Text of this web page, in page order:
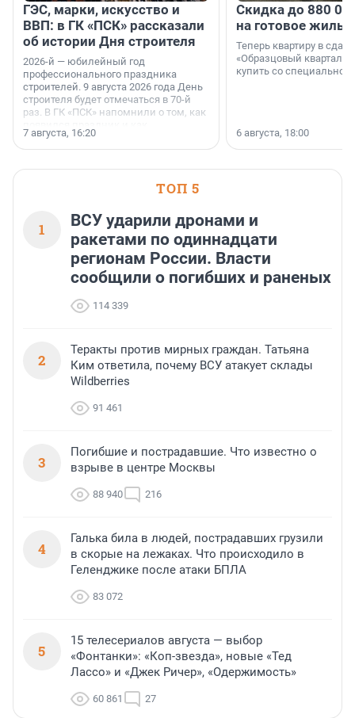
ГЭС, марки, искусство и
ВВП: в ГК «ПСК» рассказали
об истории Дня строителя
2026-й — юбилейный год
профессионального праздника
строителей. 9 августа 2026 года День
строителя будет отмечаться в 70-й
раз. В ГК «ПСК» напомнили о том, как
поменялась роль строительства.
7 августа, 16:20
Скидка до 880
на готовое
Теперь квартиру в
«Образцовый квартал
купить со специальной
6 августа, 18:00
ТОП 5
1
ВСУ ударили дронами и
ракетами по одиннадцати
регионам России. Власти
сообщили о погибших и раненых
114 339
2
Теракты против мирных граждан. Татьяна
Ким ответила, почему ВСУ атакует склады
Wildberries
91 461
3
Погибшие и пострадавшие. Что известно о
взрыве в центре Москвы
88 940 216
4
Галька била в людей, пострадавших грузили
в скорые на лежаках. Что происходило в
Геленджике после атаки БПЛА
83 072
5
15 телесериалов августа — выбор
«Фонтанки»: «Коп-звезда», новые «Тед
Лассо» и «Джек Ричер», «Одержимость»
60 861 27